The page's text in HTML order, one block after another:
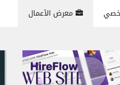
معرض الأعمال